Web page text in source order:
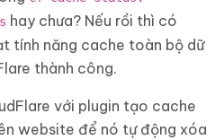
hay chưa? Nếu rồi thì có
tính năng cache toàn bộ dữ
thành công.
với plugin tạo cache
website để nó tự động xóa